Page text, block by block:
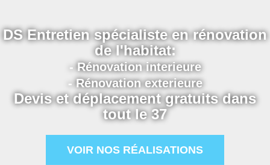
DS Entretien spécialiste en rénovation
de l'habitat:
- Rénovation interieure
- Rénovation exterieure
Devis et déplacement gratuits dans
tout le 37
VOIR NOS RÉALISATIONS